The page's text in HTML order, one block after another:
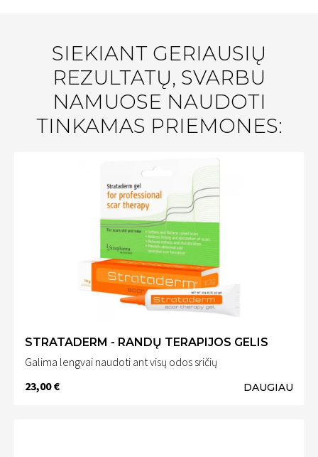
SIEKIANT GERIAUSIŲ
REZULTATŲ, SVARBU
NAMUOSE NAUDOTI
TINKAMAS PRIEMONES:
STRATADERM - RANDŲ TERAPIJOS GELIS
Galima lengvai naudoti ant visų odos sričių
23,00 €
DAUGIAU